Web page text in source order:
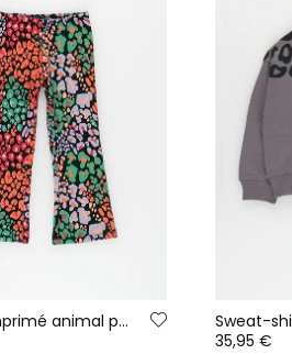
Legging imprimé animal print multicolore
35,95 €